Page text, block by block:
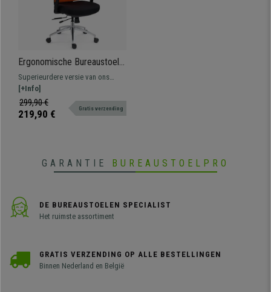
Ergonomische Bureaustoel
SUPRA MAX, Hoofdsteun,
Verstelbare Zitting, Mesh en
Stof, Oranje
Superieurdere versie van ons
SUPRA-model. Het valt op door de
extra instelmogelijkheden
(mechanisme, zitdiepte, 3D-
armleuning, etc. en het aluminium
[+Info]
299,90 €
219,90 € Gratis verzending
GARANTIE BUREAUSTOELPRO
DE BUREAUSTOELEN SPECIALIST
Het ruimste assortiment
GRATIS VERZENDING OP ALLE BESTELLINGEN
Binnen Nederland en België